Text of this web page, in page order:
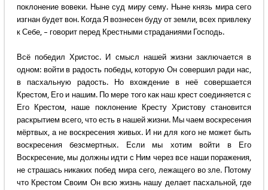
поклонение вовеки. Ныне суд миру сему. Ныне князь мира сего
изгнан будет вон. Когда Я вознесен буду от земли, всех привлеку
к Себе, – говорит перед Крестными страданиями Господь.
Всё победил Христос. И смысл нашей жизни заключается в
одном: войти в радость победы, которую Он совершил ради нас,
в пасхальную радость. Но вхождение в неё совершается
Крестом, Его и нашим. По мере того как наш крест соединяется с
Его Крестом, наше поклонение Кресту Христову становится
раскрытием всего, что есть в нашей жизни. Мы чаем воскресения
мёртвых, а не воскресения живых. И ни для кого не может быть
воскресения безсмертных. Если мы хотим войти в Его
Воскресение, мы должны идти с Ним через все наши поражения,
не страшась никаких побед мира сего, лежащего во зле. Потому
что Крестом Своим Он всю жизнь нашу делает пасхальной, где